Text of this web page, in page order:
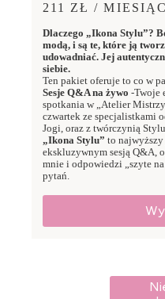
211 ZŁ / MIESIĄC
Dlaczego „Ikona Stylu”?
modą, i są te, które ją
udowadniać. Jej
siebie.
Ten pakiet oferuje to co w
Sesje Q&A na żywo -Twoje
spotkania w „Atelier
czwartek ze specjalistkami
Jogi, oraz z twórczynią
„Ikona Stylu” to
ekskluzywnym sesją Q&A,
mnie i odpowiedzi „szyte
pytań.